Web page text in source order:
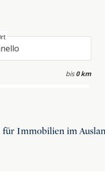
bis0 km
für Immobilien im